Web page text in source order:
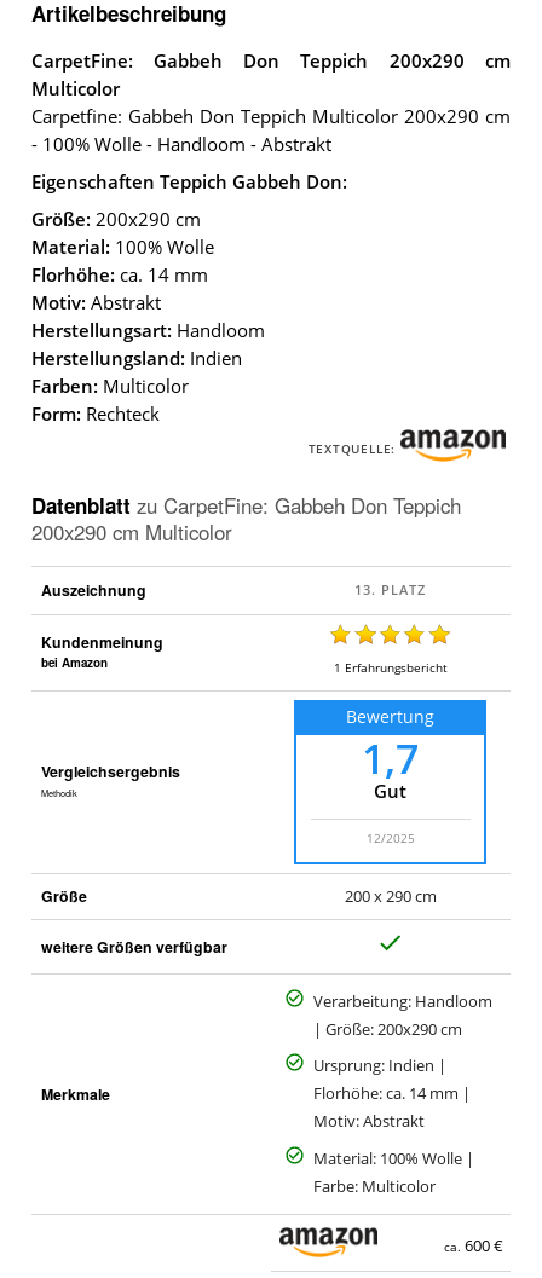
Artikelbeschreibung
CarpetFine: Gabbeh Don Teppich 200x290 cm
Multicolor
Carpetfine: Gabbeh Don Teppich Multicolor 200x290 cm
- 100% Wolle - Handloom - Abstrakt
Eigenschaften Teppich Gabbeh Don:
Größe: 200x290 cm
Material: 100% Wolle
Florhöhe: ca. 14 mm
Motiv: Abstrakt
Herstellungsart: Handloom
Herstellungsland: Indien
Farben: Multicolor
Form: Rechteck
TEXTQUELLE:
Datenblatt zu CarpetFine: Gabbeh Don Teppich
200x290 cm Multicolor
Auszeichnung
Kundenmeinung
bei Amazon 1 Erfahrungsbericht
Vergleichsergebnis
Methodik
Bewertung
1,7
Gut
12/2025
Größe 200 x 290 cm
weitere Größen verfügbar
a
Merkmale
Verarbeitung: Handloom
| Größe: 200x290 cm
Ursprung: Indien |
Florhöhe: ca. 14 mm |
Motiv: Abstrakt
Material: 100% Wolle |
Farbe: Multicolor
ca. 600 €